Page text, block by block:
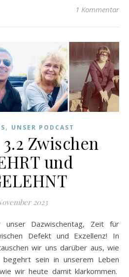
1 Kommentar
, UNSER PODCAST
Zwischen
und
2023
Defekt und Exzellenz! In
wir uns darüber aus, wie
sein in unserem Leben
wir heute damit klarkommen.